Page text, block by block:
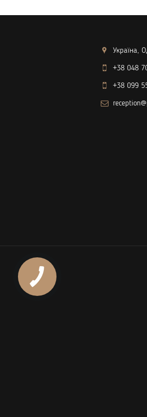
Україна,
+38 048
+38 099